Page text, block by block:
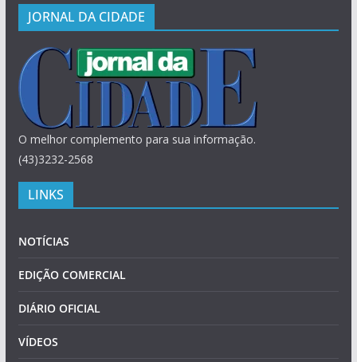
JORNAL DA CIDADE
O melhor complemento para sua informação.
(43)3232-2568
LINKS
NOTÍCIAS
EDIÇÃO COMERCIAL
DIÁRIO OFICIAL
VÍDEOS